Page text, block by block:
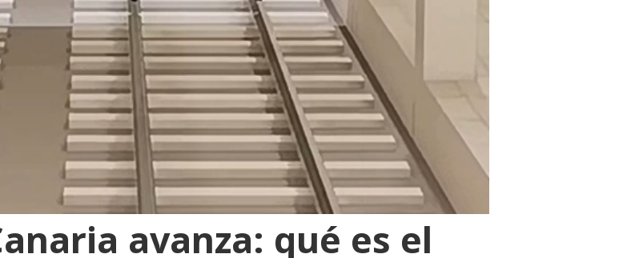
avanza: qué es el